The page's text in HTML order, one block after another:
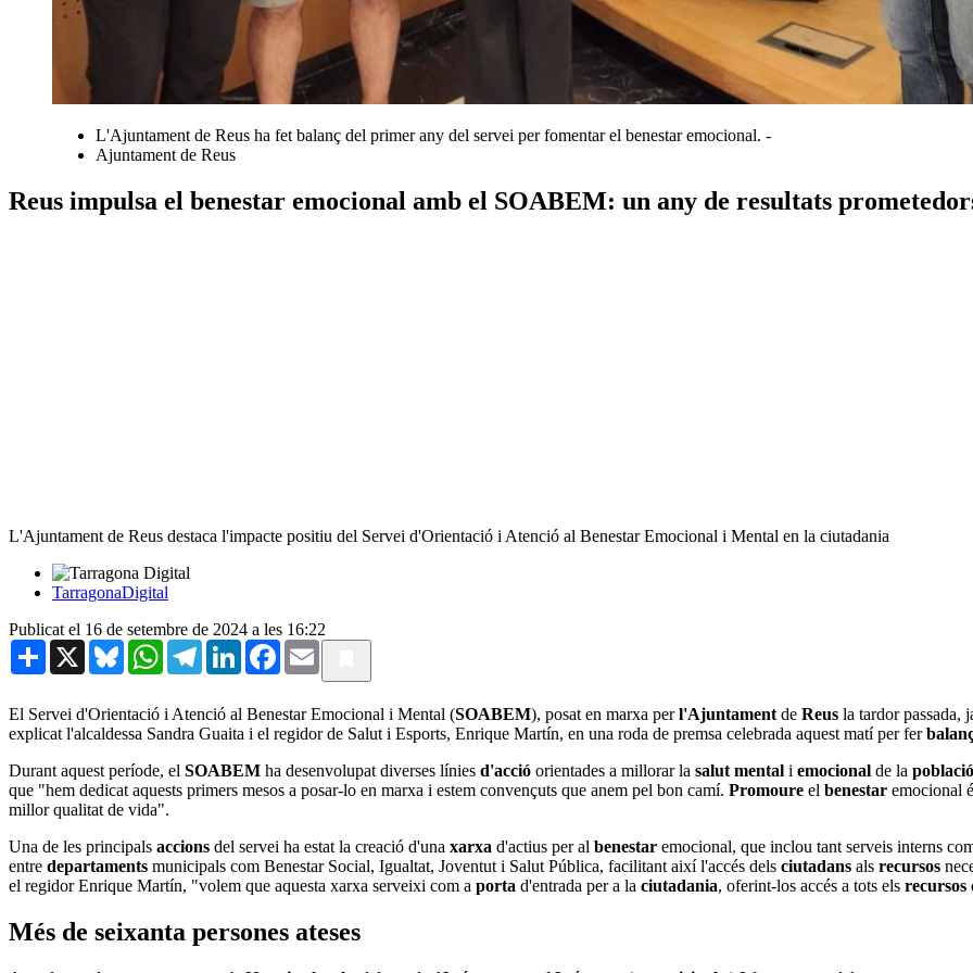
L'Ajuntament de Reus ha fet balanç del primer any del servei per fomentar el benestar emocional. -
Ajuntament de Reus
Reus impulsa el benestar emocional amb el SOABEM: un any de resultats
L'Ajuntament de Reus destaca l'impacte positiu del Servei d'Orientació i Atenció al Benestar Emocional i Mental en la ciutadania
TarragonaDigital
Publicat el 16 de setembre de 2024 a les 16:22
Share X BlueskyWhatsAppTelegramLinkedInFacebook
Email
El Servei d'Orientació i Atenció al Benestar Emocional i Mental (SOABEM), posat en marxa perl'Ajuntament de Reus la tardor passada,
explicat l'alcaldessa Sandra Guaita i el regidor de Salut i Esports, Enrique Martín, en una roda de premsa celebrada aquest matí per fer
Durant aquest període, el SOABEM ha desenvolupat diverses línies d'acció orientades a millorar la salut mental i emocional de la població
que "hem dedicat aquests primers mesos a posar-lo en marxa i estem convençuts que anem pel bon camí. Promoure el benestar emocional
millor qualitat de vida".
Una de les principals accions del servei ha estat la creació d'una xarxa d'actius per al benestar emocional, que inclou tant serveis interns
entre departaments municipals com Benestar Social, Igualtat, Joventut i Salut Pública, facilitant així l'accés dels ciutadans als recursos
el regidor Enrique Martín, "volem que aquesta xarxa serveixi com a porta d'entrada per a la ciutadania, oferint-los accés a tots els recursos
Més de seixanta persones ateses